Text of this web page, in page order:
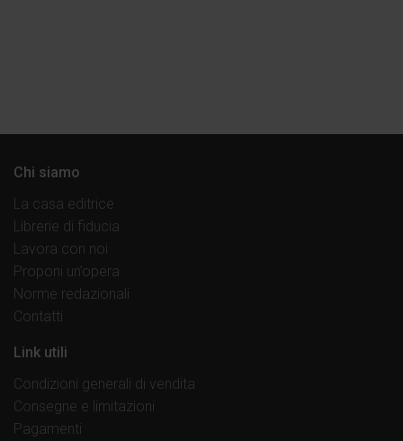
Chi siamo
La casa editrice
Librerie di fiducia
Lavora con noi
Proponi un’opera
Norme redazionali
Contatti
Link utili
Condizioni generali di vendita
Consegne e limitazioni
Pagamenti